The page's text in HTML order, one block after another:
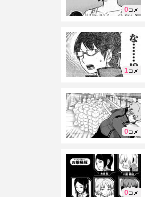
0コメ
1コメ
0コメ
0コメ